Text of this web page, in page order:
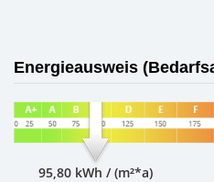
Energieausweis
95,80 kWh / (m²*a)